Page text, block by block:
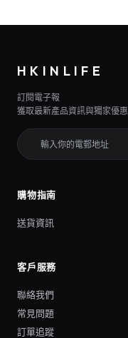
HKINLIFE
訂閱電子報
獲取最新產品資訊與獨家優惠
購物指南
送貨資訊
客戶服務
聯絡我們
常見問題
訂單追蹤